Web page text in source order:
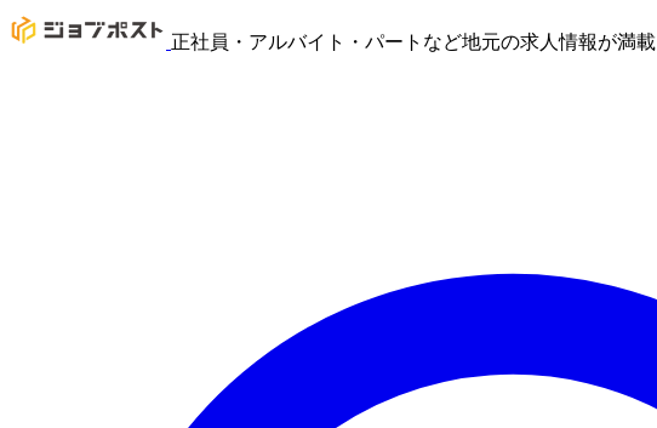
正社員・アルバイト・パートなど地元の求人情報が満載